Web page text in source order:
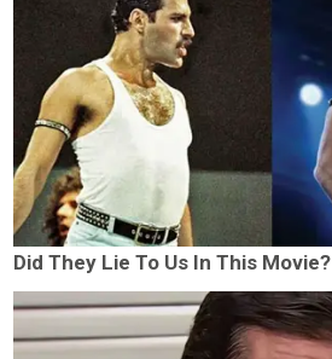
Did They Lie To Us In This Movie?